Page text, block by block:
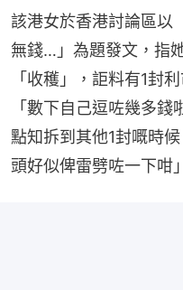
該港女於香港討論區以
無錢…」為題發文，指
「收穫」，詎料有1封
「數下自己逗咗幾多錢
點知拆到其他1封嘅時
頭好似俾雷劈咗一下咁